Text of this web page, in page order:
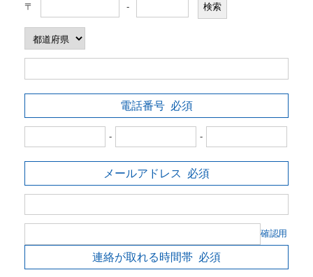
〒 -
電話番号 必須
- -
メールアドレス 必須
確認用
連絡が取れる時間帯 必須